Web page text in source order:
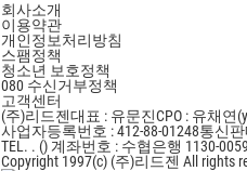
회사소개
이용약관
개인정보처리방침
스팸정책
청소년 보호정책
080 수신거부정책
고객센터
(주)리드젠대표 : 유문진CPO : 유채연
사업자등록번호 : 412-88-01248통신
TEL. . () 계좌번호 : 수협은행 1130-
Copyright 1997(c) (주)리드젠 All rights